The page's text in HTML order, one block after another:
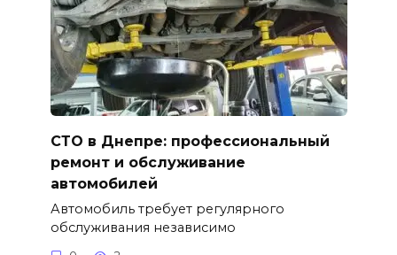
СТО в Днепре: профессиональный
ремонт и обслуживание
автомобилей
Автомобиль требует регулярного
обслуживания независимо